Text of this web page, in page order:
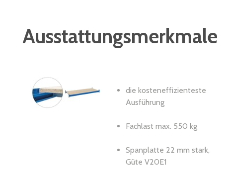
Ausstattungsmerkmale
die kosteneffizienteste
Ausführung
Fachlast max. 550 kg
Spanplatte 22 mm stark,
Güte V20E1